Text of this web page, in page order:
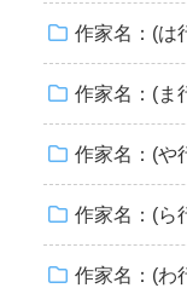
作家名：(は
作家名：(ま
作家名：(や
作家名：(ら
作家名：(わ